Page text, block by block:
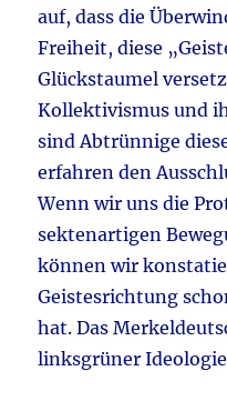
auf, dass die
Freiheit, diese
Glückstaumel
Kollektivismus und
sind Abtrünnige
erfahren den
Wenn wir uns die
sektenartigen
können wir
Geistesrichtung
hat. Das
linksgrüner